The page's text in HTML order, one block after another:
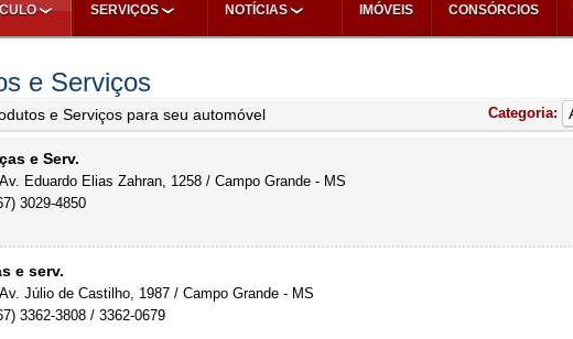
SERVIÇOS NOTÍCIAS IMÓVEIS CONSÓRCIOS
e Serviços
e Serviços para seu automóvel Categoria:
e Serv.
Av. Eduardo Elias Zahran, 1258 / Campo Grande - MS
3029-4850
e serv.
Av. Júlio de Castilho, 1987 / Campo Grande - MS
3362-3808 / 3362-0679